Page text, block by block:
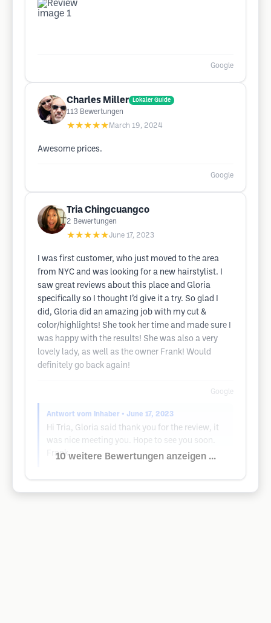
Google
Charles Miller Lokaler Guide
113 Bewertungen
★★★★★ March 19, 2024
Awesome prices.
Google
Tria Chingcuangco
2 Bewertungen
★★★★★June 17, 2023
I was first customer, who just moved to the area
from NYC and was looking for a new hairstylist. I
saw great reviews about this place and Gloria
specifically so I thought I’d give it a try. So glad I
did, Gloria did an amazing job with my cut &
color/highlights! She took her time and made sure I
was happy with the results! She was also a very
lovely lady, as well as the owner Frank! Would
definitely go back again!
Google
Antwort vom Inhaber • June 17, 2023
Hi Tria, Gloria said thank you for the review, it
was nice meeting you. Hope to see you soon.
Frank
10 weitere Bewertungen anzeigen ...